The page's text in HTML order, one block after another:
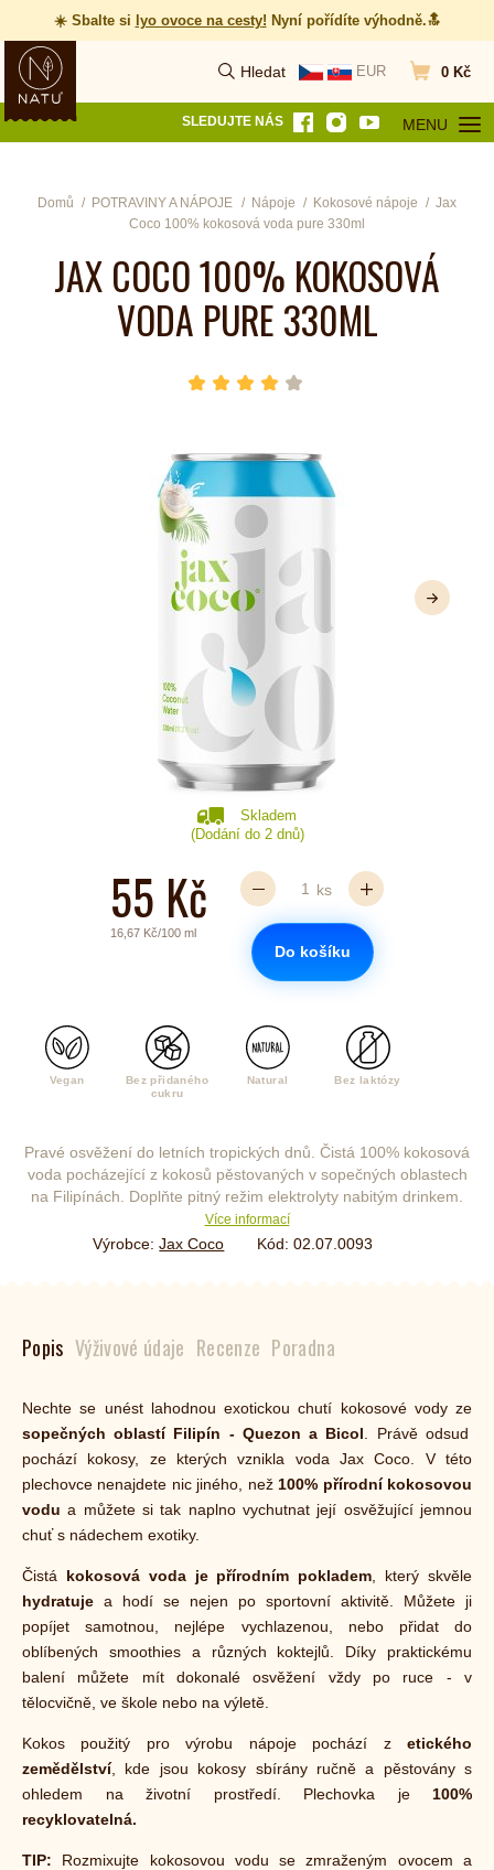
☀️ Sbalte si lyo ovoce na cesty! Nyní pořídíte výhodně.🔝
Hledat
Vyhledat
EUR
Přejít do
0 Kč
SLEDUJTE NÁS MENU
OTEVŘÍT
Domů POTRAVINY A NÁPOJE Nápoje Kokosové nápoje
Jax
Coco 100% kokosová voda pure 330ml
JAX COCO 100% KOKOSOVÁ
VODA PURE 330ML
hvězda 1
hvězda 2
hvězda 3hvězda 4
Další
Skladem
(Dodání do 2 dnů)
55 Kč
16,67 Kč/100 ml
ks
Do košíku
Vegan
Bez přidaného
cukru
Natural Bez laktózy
Pravé osvěžení do letních tropických dnů. Čistá 100% kokosová
voda pocházející z kokosů pěstovaných v sopečných oblastech
na Filipínách. Doplňte pitný režim elektrolyty nabitým drinkem.
Více informací
Výrobce:Jax Coco Kód: 02.07.0093
Popis Výživové údaje Recenze Poradna
Nechte se unést lahodnou exotickou chutí kokosové vody ze
sopečných oblastí Filipín - Quezon a Bicol . Právě odsud
pochází kokosy, ze kterých vznikla voda Jax Coco. V této
plechovce nenajdete nic jiného, než 100% přírodní kokosovou
vodua můžete si tak naplno vychutnat její osvěžující jemnou
chuť s nádechem exotiky.
Čistá kokosová voda je přírodním pokladem , který skvěle
hydratuje a hodí se nejen po sportovní aktivitě. Můžete ji
popíjet samotnou, nejlépe vychlazenou, nebo přidat do
oblíbených smoothies a různých koktejlů. Díky praktickému
balení můžete mít dokonalé osvěžení vždy po ruce - v
tělocvičně, ve škole nebo na výletě.
Kokos použitý pro výrobu nápoje pochází z etického
zemědělství, kde jsou kokosy sbírány ručně a pěstovány s
ohledem na životní prostředí. Plechovka je 100%
recyklovatelná.
TIP: Rozmixujte kokosovou vodu se zmraženým ovocem a